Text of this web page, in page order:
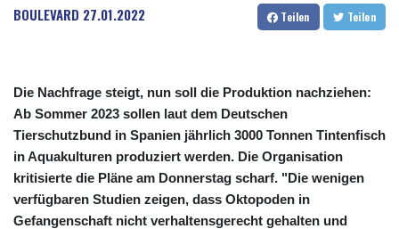
CUC 1.155534
CUP 30.621655
DKK 7.475959
DOP 67.310099
DZD 153.620497
EGP 57.544214
ERN 17.333012
ETB 184.827242
FJD 2.554311
BOULEVARD 27.01.2022 Teilen Teilen
Die Nachfrage steigt, nun soll die Produktion nachziehen:
Ab Sommer 2023 sollen laut dem Deutschen
Tierschutzbund in Spanien jährlich 3000 Tonnen Tintenfisch
in Aquakulturen produziert werden. Die Organisation
kritisierte die Pläne am Donnerstag scharf. "Die wenigen
verfügbaren Studien zeigen, dass Oktopoden in
Gefangenschaft nicht verhaltensgerecht gehalten und